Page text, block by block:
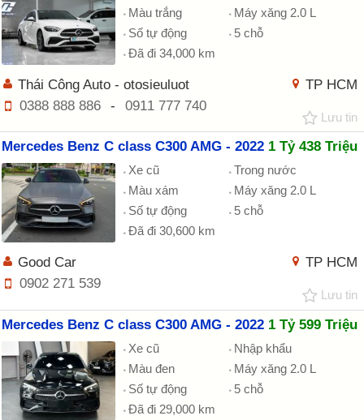
Màu trắng
Máy xăng 2.0 L
Số tự động
5 chỗ
Đã đi 34,000 km
TP HCM
Thái Công Auto - otosieuluot
0388 888 886
- 0911 777 740
Lưu tin
Mercedes Benz C class C300 AMG - 2022 1 Tỷ 438 Triệu
Xe cũ
Trong nước
Màu xám
Máy xăng 2.0 L
Số tự động
5 chỗ
Đã đi 30,600 km
TP HCM
Good Car
0902 271 539
Lưu tin
Mercedes Benz C class C300 AMG - 2022 1 Tỷ 599 Triệu
Xe cũ
Nhập khẩu
Màu đen
Máy xăng 2.0 L
Số tự động
5 chỗ
Đã đi 29,000 km